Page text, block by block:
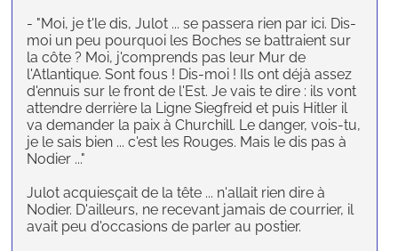
- "Moi, je t'le dis, Julot ... se passera rien par ici. Dis-
moi un peu pourquoi les Boches se battraient sur
la côte ? Moi, j'comprends pas leur Mur de
l'Atlantique. Sont fous ! Dis-moi ! Ils ont déjà assez
d'ennuis sur le front de l'Est. Je vais te dire : ils vont
attendre derrière la Ligne Siegfreid et puis Hitler il
va demander la paix à Churchill. Le danger, vois-tu,
je le sais bien ... c'est les Rouges. Mais le dis pas à
Nodier ..."
Julot acquiesçait de la tête ... n'allait rien dire à
Nodier. D'ailleurs, ne recevant jamais de courrier, il
avait peu d'occasions de parler au postier.